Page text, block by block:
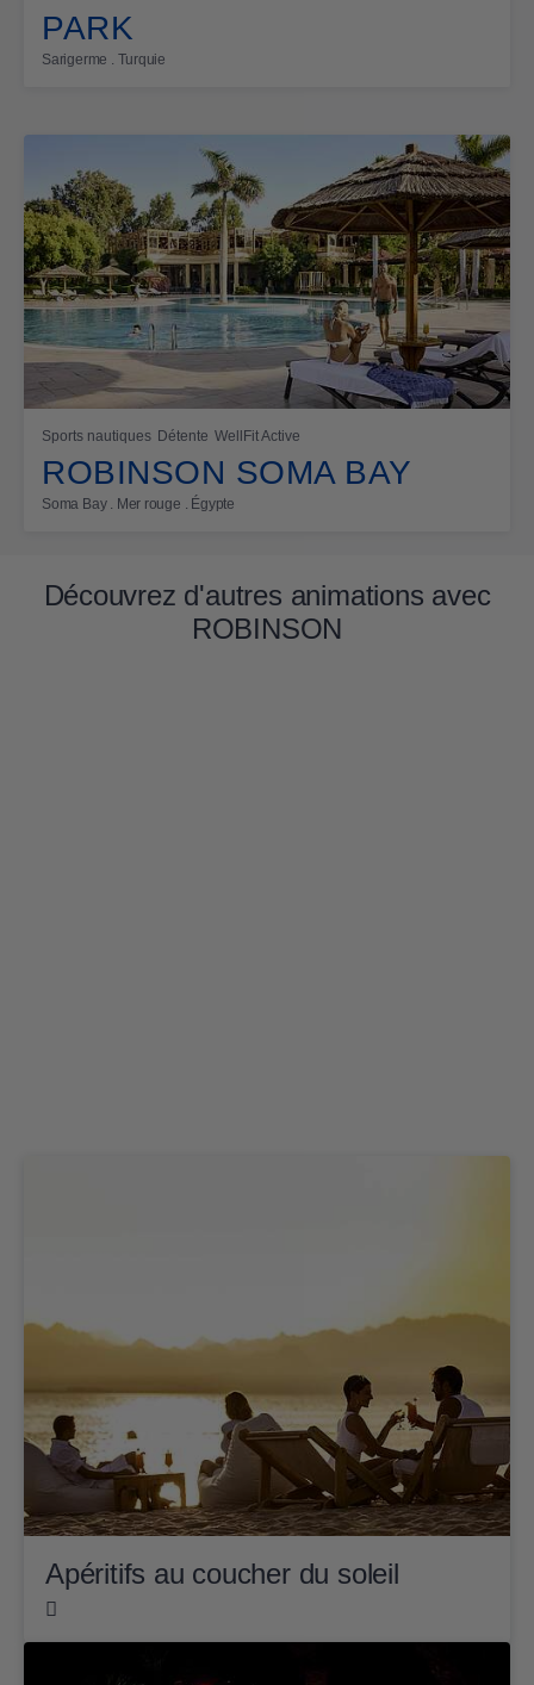
PARK
Sarigerme . Turquie
Sports nautiques Détente WellFit Active
ROBINSON SOMA BAY
Soma Bay . Mer rouge . Égypte
Découvrez d'autres animations avec
ROBINSON
Apéritifs au coucher du soleil